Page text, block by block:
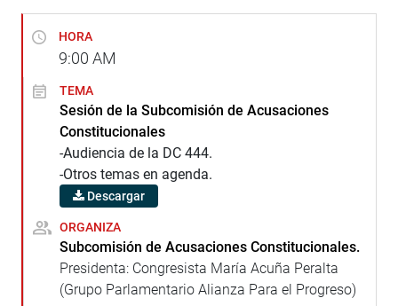
HORA
9:00 AM
TEMA
Sesión de la Subcomisión de Acusaciones
Constitucionales
-Audiencia de la DC 444.
-Otros temas en agenda.
Descargar
ORGANIZA
Subcomisión de Acusaciones Constitucionales.
Presidenta: Congresista María Acuña Peralta
(Grupo Parlamentario Alianza Para el Progreso)